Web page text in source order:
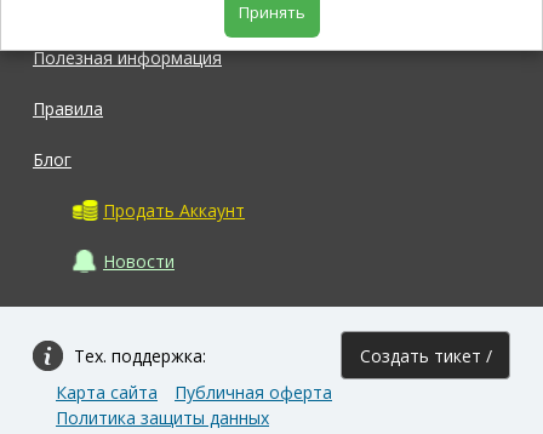
Полезная информация
Правила
Блог
Продать Аккаунт
Новости
Тех. поддержка: Создать тикет /
Карта сайта
Публичная оферта
Политика защиты данных
Принять